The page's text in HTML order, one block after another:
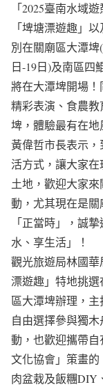
「2025臺南水域
「埤塘漂遊趣」
別在關廟區大潭埤
日-19日)及南區四
將在大潭埤開場！
精彩表演、食農
埤，體驗最有在地
黃偉哲市長表示
活方式，讓大家
土地，歡迎大家
動，尤其現在是
「正當時」，誠
水、享生活」！
觀光旅遊局林國
漂遊趣」特地挑選
區大潭埤辦理，主
自由選擇參與獨
動，也歡迎攜帶
文化協會」策畫
肉盆栽及飯糰DIY